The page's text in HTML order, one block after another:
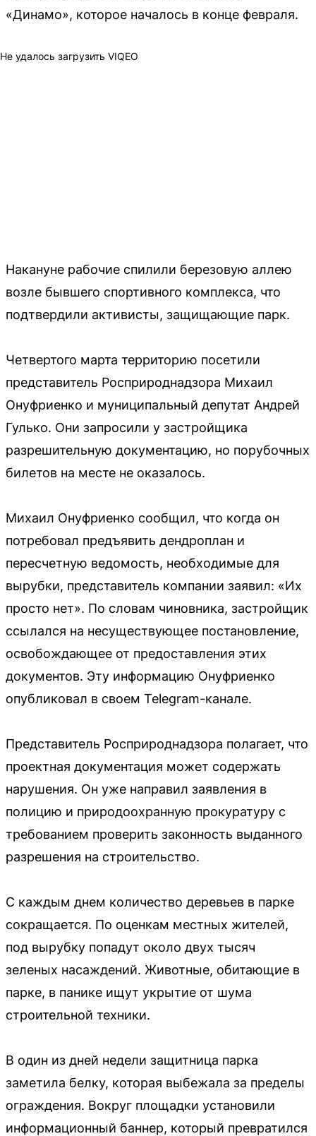
«Динамо», которое началось в конце февраля.
Не удалось загрузить VIQEO
Накануне рабочие спилили березовую аллею
возле бывшего спортивного комплекса, что
подтвердили активисты, защищающие парк.
Четвертого марта территорию посетили
представитель Росприроднадзора Михаил
Онуфриенко и муниципальный депутат Андрей
Гулько. Они запросили у застройщика
разрешительную документацию, но порубочных
билетов на месте не оказалось.
Михаил Онуфриенко сообщил, что когда он
потребовал предъявить дендроплан и
пересчетную ведомость, необходимые для
вырубки, представитель компании заявил: «Их
просто нет». По словам чиновника, застройщик
ссылался на несуществующее постановление,
освобождающее от предоставления этих
документов. Эту информацию Онуфриенко
опубликовал в своем Telegram-канале.
Представитель Росприроднадзора полагает, что
проектная документация может содержать
нарушения. Он уже направил заявления в
полицию и природоохранную прокуратуру с
требованием проверить законность выданного
разрешения на строительство.
С каждым днем количество деревьев в парке
сокращается. По оценкам местных жителей,
под вырубку попадут около двух тысяч
зеленых насаждений. Животные, обитающие в
парке, в панике ищут укрытие от шума
строительной техники.
В один из дней недели защитница парка
заметила белку, которая выбежала за пределы
ограждения. Вокруг площадки установили
информационный баннер, который превратился